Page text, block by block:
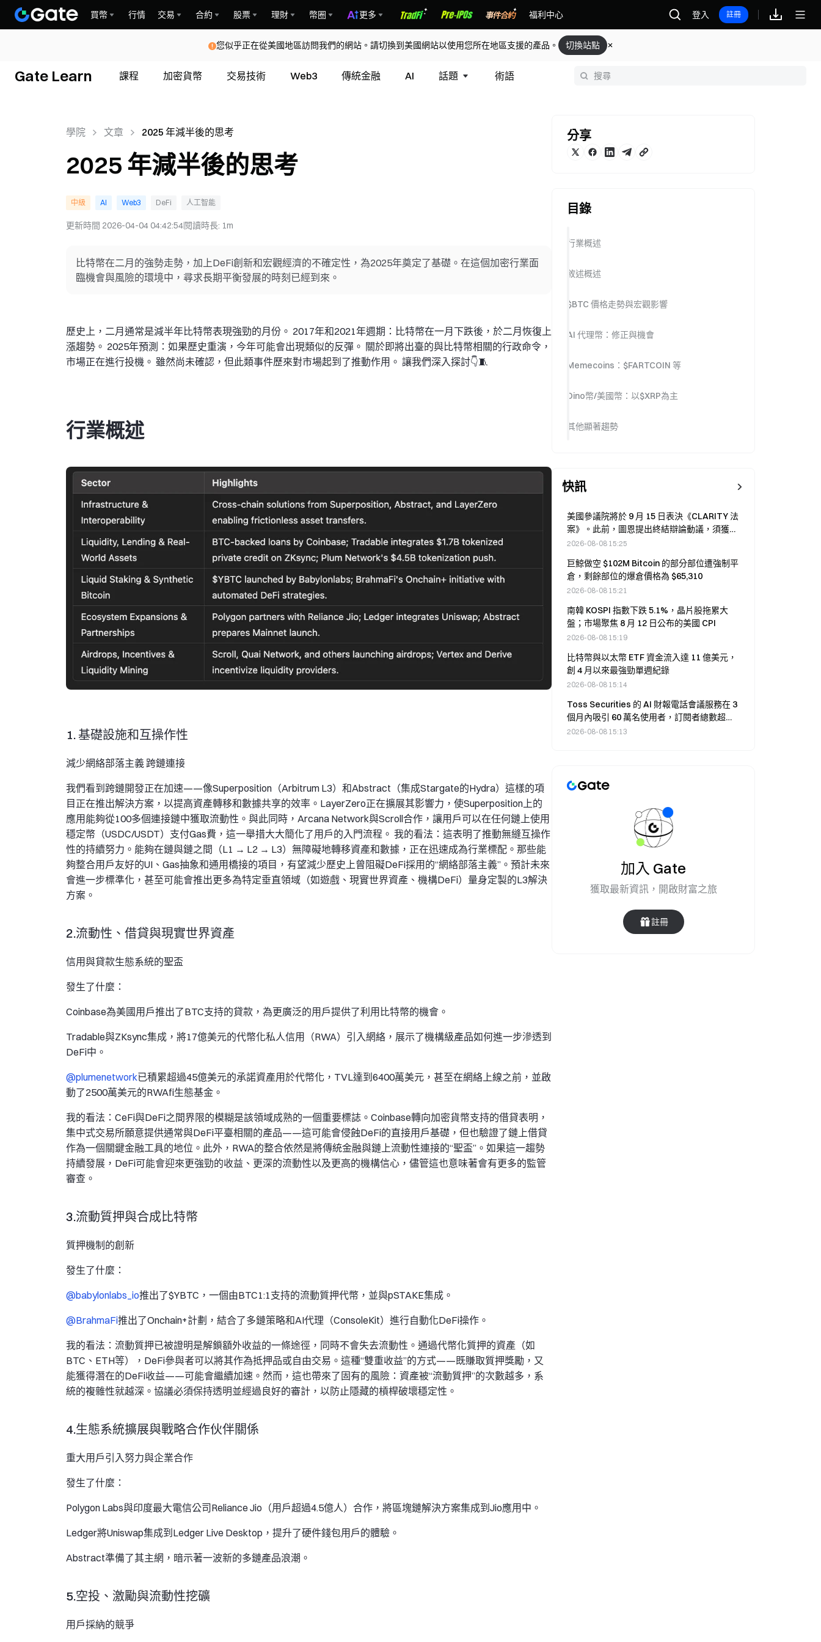
買幣 行情 交易 合約 股票 理財 幣圈 更多 福利中心 登入 註冊
您似乎正在從美國地區訪問我們的網站。請切換到美國網站以使用您所在地區支援的產品。 切換站點
Gate Learn 課程 加密貨幣 交易技術 Web3 傳統金融 AI 話題 術語
學院 文章 2025 年減半後的思考
2025 年減半後的思考
中級 AI Web3 DeFi 人工智能
更新時間 2026-04-04 04:42:54閱讀時長: 1m
比特幣在二月的強勢走勢，加上DeFi創新和宏觀經濟的不確定性，為2025年奠定了基礎。在這個加密行業面
臨機會與風險的環境中，尋求長期平衡發展的時刻已經到來。
歷史上，二月通常是減半年比特幣表現強勁的月份。 2017年和2021年週期：比特幣在一月下跌後，於二月恢復上
漲趨勢。 2025年預測：如果歷史重演，今年可能會出現類似的反彈。 關於即將出臺的與比特幣相關的行政命令，
市場正在進行投機。 雖然尚未確認，但此類事件歷來對市場起到了推動作用。 讓我們深入探討👇🧵
行業概述
1. 基礎設施和互操作性
減少網絡部落主義 跨鏈連接
我們看到跨鏈開發正在加速——像Superposition（Arbitrum L3）和Abstract（集成Stargate的Hydra）這樣的項
目正在推出解決方案，以提高資產轉移和數據共享的效率。LayerZero正在擴展其影響力，使Superposition上的
應用能夠從100多個連接鏈中獲取流動性。與此同時，Arcana Network與Scroll合作，讓用戶可以在任何鏈上使用
穩定幣（USDC/USDT）支付Gas費，這一舉措大大簡化了用戶的入門流程。 我的看法：這表明了推動無縫互操作
性的持續努力。能夠在鏈與鏈之間（L1 → L2 → L3）無障礙地轉移資產和數據，正在迅速成為行業標配。那些能
夠整合用戶友好的UI、Gas抽象和通用橋接的項目，有望減少歷史上曾阻礙DeFi採用的“網絡部落主義”。預計未來
會進一步標準化，甚至可能會推出更多為特定垂直領域（如遊戲、現實世界資產、機構DeFi）量身定製的L3解決
方案。
2.流動性、借貸與現實世界資產
信用與貸款生態系統的聖盃
發生了什麼：
Coinbase為美國用戶推出了BTC支持的貸款，為更廣泛的用戶提供了利用比特幣的機會。
Tradable與ZKsync集成，將17億美元的代幣化私人信用（RWA）引入網絡，展示了機構級產品如何進一步滲透到
DeFi中。
@plumenetwork已積累超過45億美元的承諾資產用於代幣化，TVL達到6400萬美元，甚至在網絡上線之前，並啟
動了2500萬美元的RWAfi生態基金。
我的看法：CeFi與DeFi之間界限的模糊是該領域成熟的一個重要標誌。Coinbase轉向加密貨幣支持的借貸表明，
集中式交易所願意提供通常與DeFi平臺相關的產品——這可能會侵蝕DeFi的直接用戶基礎，但也驗證了鏈上借貸
作為一個關鍵金融工具的地位。此外，RWA的整合依然是將傳統金融與鏈上流動性連接的“聖盃”。如果這一趨勢
持續發展，DeFi可能會迎來更強勁的收益、更深的流動性以及更高的機構信心，儘管這也意味著會有更多的監管
審查。
3.流動質押與合成比特幣
質押機制的創新
發生了什麼：
@babylonlabs_io推出了$YBTC，一個由BTC1:1支持的流動質押代幣，並與pSTAKE集成。
@BrahmaFi推出了Onchain+計劃，結合了多鏈策略和AI代理（ConsoleKit）進行自動化DeFi操作。
我的看法：流動質押已被證明是解鎖額外收益的一條途徑，同時不會失去流動性。通過代幣化質押的資產（如
BTC、ETH等），DeFi參與者可以將其作為抵押品或自由交易。這種“雙重收益”的方式——既賺取質押獎勵，又
能獲得潛在的DeFi收益——可能會繼續加速。然而，這也帶來了固有的風險：資產被“流動質押”的次數越多，系
統的複雜性就越深。協議必須保持透明並經過良好的審計，以防止隱藏的槓桿破壞穩定性。
4.生態系統擴展與戰略合作伙伴關係
重大用戶引入努力與企業合作
發生了什麼：
Polygon Labs與印度最大電信公司Reliance Jio（用戶超過4.5億人）合作，將區塊鏈解決方案集成到Jio應用中。
Ledger將Uniswap集成到Ledger Live Desktop，提升了硬件錢包用戶的體驗。
Abstract準備了其主網，暗示著一波新的多鏈產品浪潮。
5.空投、激勵與流動性挖礦
用戶採納的競爭
分享
目錄
行業概述
敘述概述
$BTC 價格走勢與宏觀影響
AI 代理幣：修正與機會
Memecoins：$FARTCOIN 等
Dino幣/美國幣：以$XRP為主
其他顯著趨勢
快訊
美國參議院將於 9 月 15 日表決《CLARITY 法
案》。此前，圖恩提出終結辯論動議，須獲得
60 票支持。
2026-08-08 15:25
巨鯨做空 $102M Bitcoin 的部分部位遭強制平
倉，剩餘部位的爆倉價格為 $65,310
2026-08-08 15:21
南韓 KOSPI 指數下跌 5.1%，晶片股拖累大
盤；市場聚焦 8 月 12 日公布的美國 CPI
2026-08-08 15:19
比特幣與以太幣 ETF 資金流入達 11 億美元，
創 4 月以來最強勁單週紀錄
2026-08-08 15:14
Toss Securities 的 AI 財報電話會議服務在 3
個月內吸引 60 萬名使用者，訂閱者總數超過
1,000 萬人
2026-08-08 15:13
加入 Gate
獲取最新資訊，開啟財富之旅
註冊